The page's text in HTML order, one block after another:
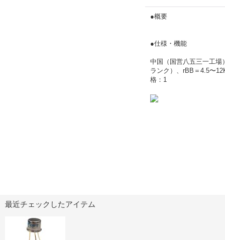
●概要
●仕様・機能
中国（国営八五三一工場
ランク）、rBB＝4.5〜
格：1
最近チェックしたアイテム